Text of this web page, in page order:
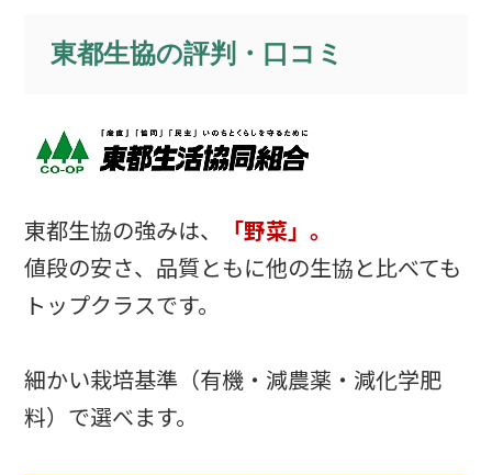
東都生協の評判・口コミ
東都生協の強みは、
「野菜」。
値段の安さ、品質ともに他の生協と比べても
トップクラスです。
細かい栽培基準（有機・減農薬・減化学肥
料）で選べます。